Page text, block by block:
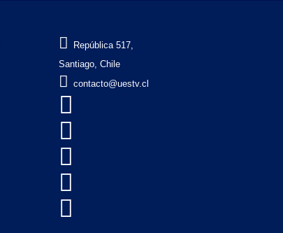

República 517,
Santiago, Chile
 contacto@uestv.cl




